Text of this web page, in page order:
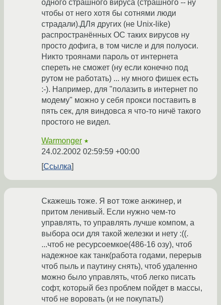
одного страшного вируса (страшного -- ну
чтобы от него хотя бы сотнями люди
страдали).ДЛя других (не Unix-like)
распространённых ОС таких вирусов ну
просто дофига, в том числе и для полуоси.
Никто троянами пароль от интернета
спереть не сможет (ну если конечно под
рутом не работать) ... ну много фишек есть
:-). Например, для "полазить в интернет по
модему" можно у себя прокси поставить в
пять сек, для виндовса я что-то ничё такого
простого не видел.
Warmonger ★
24.02.2002 02:59:59 +00:00
Ссылка
Скажешь тоже. Я вот тоже анжинер, и
притом ленивый. Если нужно чем-то
управлять, то управлять лучше компом, а
выбора оси для такой железки и нету :((.
...чтоб не ресурсоемкое(486-16 озу), чтоб
надежное как танк(работа годами, перерыв
чтоб пыль и паутину снять), чтоб удаленно
можно было управлять, чтоб легко писать
софт, который без проблем пойдет в массы,
чтоб не воровать (и не покупать!)